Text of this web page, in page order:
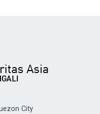
City